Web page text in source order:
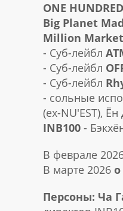
ONE HUNDRED
Big Planet
Million Market
- Суб-лейбл
- Суб-лейбл
- Суб-лейбл
- сольные
(ex-NU'EST),
INB100 -
В феврале
В марте 2026
Персоны: Ча